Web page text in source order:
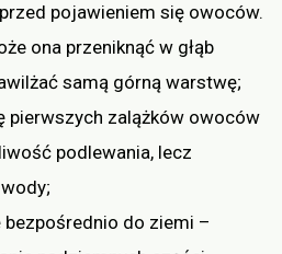
pojawieniem się owoców.
ona przeniknąć w głąb
samą górną warstwę;
pierwszych zalążków owoców
podlewania, lecz
do ziemi –